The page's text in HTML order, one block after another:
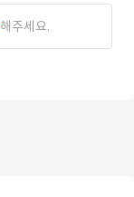
해주세요.